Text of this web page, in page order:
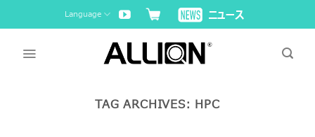
to
Language
TAG ARCHIVES: HPC